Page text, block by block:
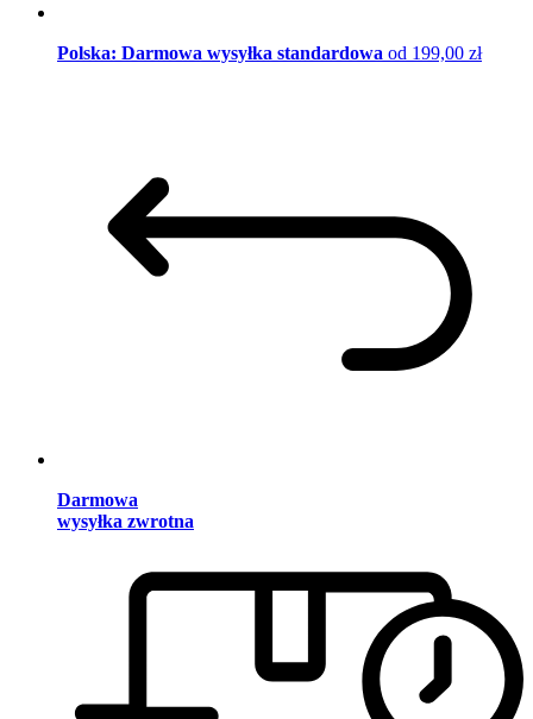
Polska: Darmowa wysyłka standardowa od 199,00 zł
Darmowa
wysyłka zwrotna